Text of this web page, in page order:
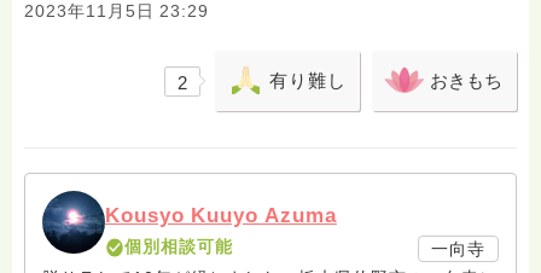
2023年11月5日 23:29
2 有り難し おきもち
Kousyo Kuuyo Azuma
個別相談可能
一向寺